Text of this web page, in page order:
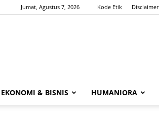
Jumat, Agustus 7, 2026 Kode Etik Disclaimer
EKONOMI & BISNIS HUMANIORA